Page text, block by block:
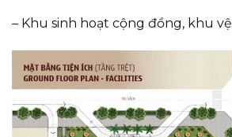
– Khu sinh hoạt cộng đồng, khu